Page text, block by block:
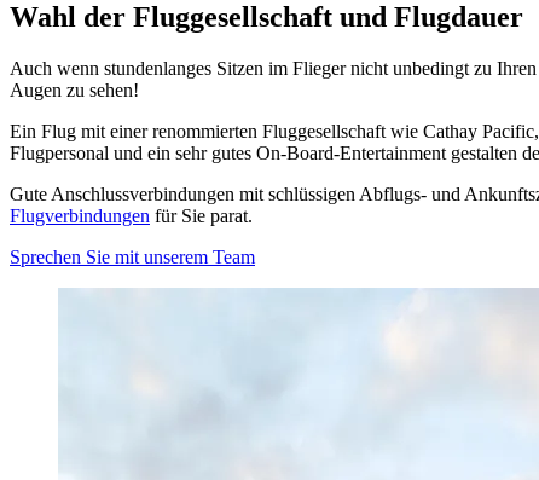
Wahl der Fluggesellschaft und Flugdauer
Auch wenn stundenlanges Sitzen im Flieger nicht unbedingt zu
Augen zu sehen!
Ein Flug mit einer renommierten Fluggesellschaft wie Cathay
Flugpersonal und ein sehr gutes On-Board-Entertainment gestalten
Gute Anschlussverbindungen mit schlüssigen Abflugs- und
Flugverbindungen für Sie parat.
Sprechen Sie mit unserem Team